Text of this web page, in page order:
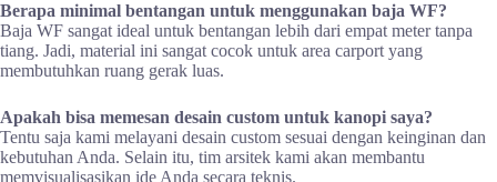
Berapa minimal bentangan untuk menggunakan baja WF?
Baja WF sangat ideal untuk bentangan lebih dari empat meter tanpa
tiang. Jadi, material ini sangat cocok untuk area carport yang
membutuhkan ruang gerak luas.
Apakah bisa memesan desain custom untuk kanopi saya?
Tentu saja kami melayani desain custom sesuai dengan keinginan dan
kebutuhan Anda. Selain itu, tim arsitek kami akan membantu
memvisualisasikan ide Anda secara teknis.